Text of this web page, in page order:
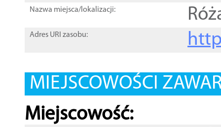
Nazwa miejsca/lokalizacji:
Adres URI zasobu:
MIEJSCOWOŚCI
Miejscowość: